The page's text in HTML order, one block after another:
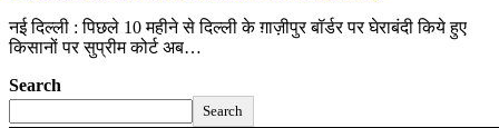
नई दिल्‍ली : पिछले 10 महीने से दिल्ली के ग़ाज़ीपुर बॉर्डर पर घेराबंदी किये हुए
किसानों पर सुप्रीम कोर्ट अब…
Search
Search